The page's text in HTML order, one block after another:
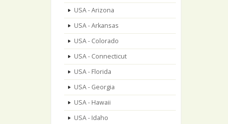
USA - Arizona
USA - Arkansas
USA - Colorado
USA - Connecticut
USA - Florida
USA - Georgia
USA - Hawaii
USA - Idaho